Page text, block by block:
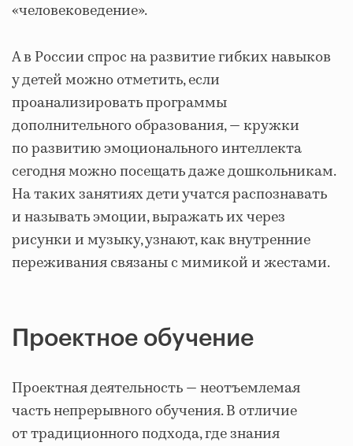
«человековедение».
А в России спрос на развитие гибких навыков
у детей можно отметить, если
проанализировать программы
дополнительного образования, — кружки
по развитию эмоционального интеллекта
сегодня можно посещать даже дошкольникам.
На таких занятиях дети учатся распознавать
и называть эмоции, выражать их через
рисунки и музыку, узнают, как внутренние
переживания связаны с мимикой и жестами.
Проектное обучение
Проектная деятельность — неотъемлемая
часть непрерывного обучения. В отличие
от традиционного подхода, где знания